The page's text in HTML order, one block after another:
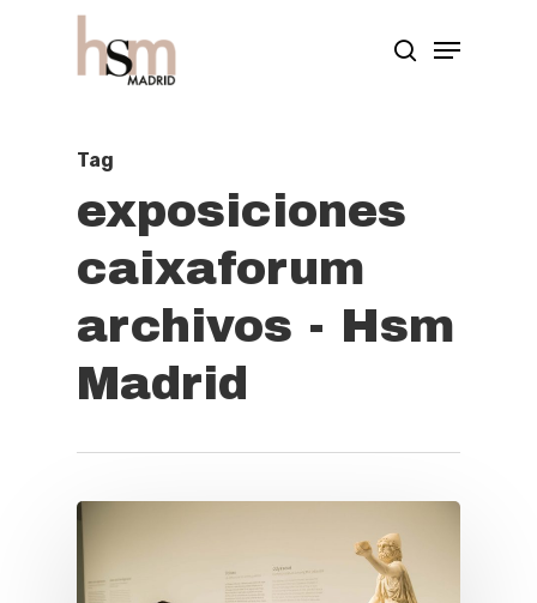
Tag
exposiciones
caixaforum
archivos - Hsm
Madrid